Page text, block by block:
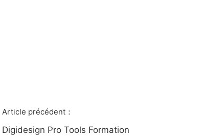
Article précédent：
Digidesign Pro Tools Formation